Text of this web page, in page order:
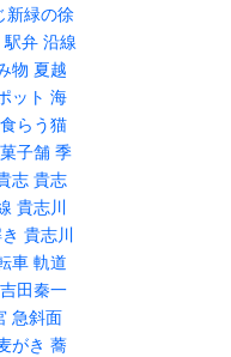
新緑の徐
駅弁 沿線
物 夏越
ット 海
らう猫
子舗季
志 貴志
貴志川
貴志川
車 軌道
吉田秦一
急斜面
がき 蕎